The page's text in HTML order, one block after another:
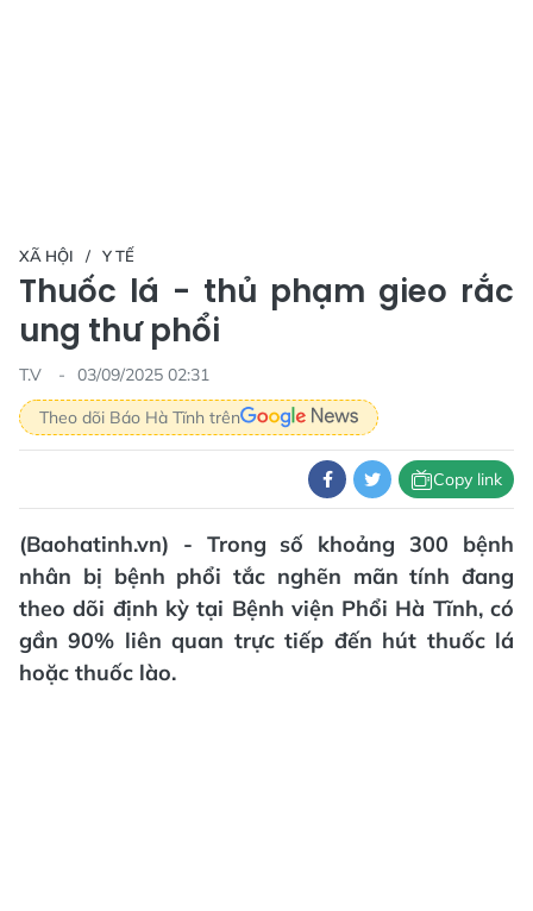
XÃ HỘI Y TẾ
Thuốc lá - thủ phạm gieo rắc
ung thư phổi
T.V
03/09/2025 02:31
Theo dõi Báo Hà Tĩnh trên
Copy link
(Baohatinh.vn) - Trong số khoảng 300 bệnh
nhân bị bệnh phổi tắc nghẽn mãn tính đang
theo dõi định kỳ tại Bệnh viện Phổi Hà Tĩnh, có
gần 90% liên quan trực tiếp đến hút thuốc lá
hoặc thuốc lào.